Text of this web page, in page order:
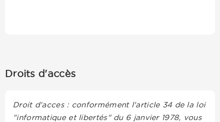
Droits d'accès
Droit d'acces : conformément l'article 34 de la loi
"informatique et libertés" du 6 janvier 1978, vous